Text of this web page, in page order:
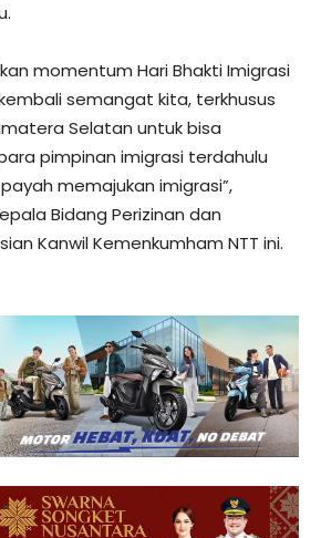
momentum Hari Bhakti Imigrasi
semangat kita, terkhusus
Selatan untuk bisa
pimpinan imigrasi terdahulu
memajukan imigrasi”,
Bidang Perizinan dan
Kanwil Kemenkumham NTT ini.